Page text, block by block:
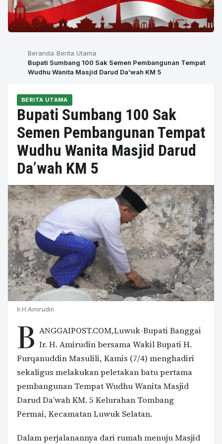
Beranda Berita Utama
Bupati Sumbang 100 Sak Semen Pembangunan Tempat
Wudhu Wanita Masjid Darud Da’wah KM 5
BERITA UTAMA
Bupati Sumbang 100 Sak
Semen Pembangunan Tempat
Wudhu Wanita Masjid Darud
Da’wah KM 5
Ir.H.Amirudin
B ANGGAIPOST.COM,Luwuk-Bupati Banggai
Ir. H. Amirudin bersama Wakil Bupati H.
Furqanuddin Masulili, Kamis (7/4) menghadiri
sekaligus melakukan peletakan batu pertama
pembangunan Tempat Wudhu Wanita Masjid
Darud Da’wah KM. 5 Kelurahan Tombang
Permai, Kecamatan Luwuk Selatan.
Dalam perjalanannya dari rumah menuju Masjid